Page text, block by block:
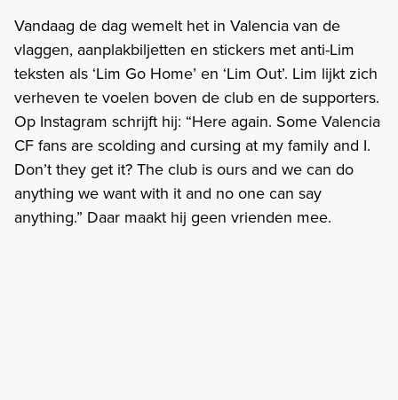
Vandaag de dag wemelt het in Valencia van de
vlaggen, aanplakbiljetten en stickers met anti-Lim
teksten als ‘Lim Go Home’ en ‘Lim Out’. Lim lijkt zich
verheven te voelen boven de club en de supporters.
Op Instagram schrijft hij: “Here again. Some Valencia
CF fans are scolding and cursing at my family and I.
Don’t they get it? The club is ours and we can do
anything we want with it and no one can say
anything.” Daar maakt hij geen vrienden mee.